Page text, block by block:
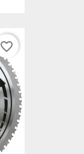
favorite_border